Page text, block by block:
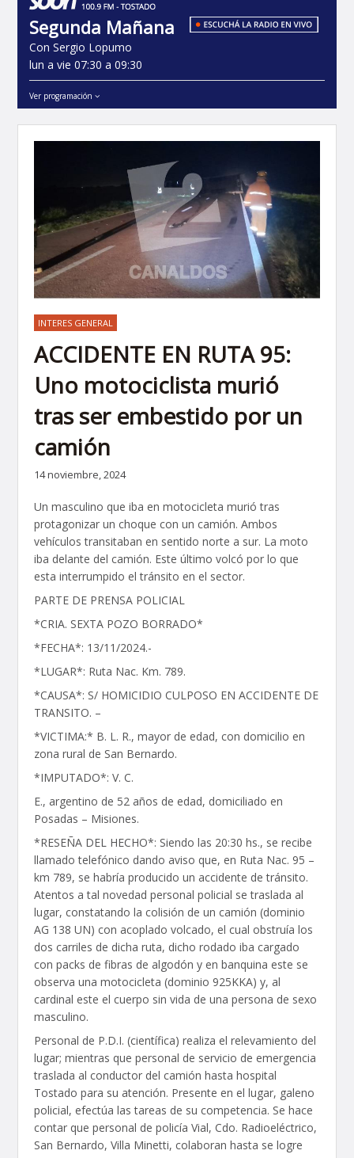
Segunda Mañana
Con Sergio Lopumo
lun a vie 07:30 a 09:30
Ver programación
INTERES GENERAL
ACCIDENTE EN RUTA 95:
Uno motociclista murió
tras ser embestido por un
camión
14 noviembre, 2024
Un masculino que iba en motocicleta murió tras
protagonizar un choque con un camión. Ambos
vehículos transitaban en sentido norte a sur. La moto
iba delante del camión. Este último volcó por lo que
esta interrumpido el tránsito en el sector.
PARTE DE PRENSA POLICIAL
*CRIA. SEXTA POZO BORRADO*
*FECHA*: 13/11/2024.-
*LUGAR*: Ruta Nac. Km. 789.
*CAUSA*: S/ HOMICIDIO CULPOSO EN ACCIDENTE DE
TRANSITO. –
*VICTIMA:* B. L. R., mayor de edad, con domicilio en
zona rural de San Bernardo.
*IMPUTADO*: V. C.
E., argentino de 52 años de edad, domiciliado en
Posadas – Misiones.
*RESEÑA DEL HECHO*: Siendo las 20:30 hs., se recibe
llamado telefónico dando aviso que, en Ruta Nac. 95 –
km 789, se habría producido un accidente de tránsito.
Atentos a tal novedad personal policial se traslada al
lugar, constatando la colisión de un camión (dominio
AG 138 UN) con acoplado volcado, el cual obstruía los
dos carriles de dicha ruta, dicho rodado iba cargado
con packs de fibras de algodón y en banquina este se
observa una motocicleta (dominio 925KKA) y, al
cardinal este el cuerpo sin vida de una persona de sexo
masculino.
Personal de P.D.I. (científica) realiza el relevamiento del
lugar; mientras que personal de servicio de emergencia
traslada al conductor del camión hasta hospital
Tostado para su atención. Presente en el lugar, galeno
policial, efectúa las tareas de su competencia. Se hace
contar que personal de policía Vial, Cdo. Radioeléctrico,
San Bernardo, Villa Minetti, colaboran hasta se logre